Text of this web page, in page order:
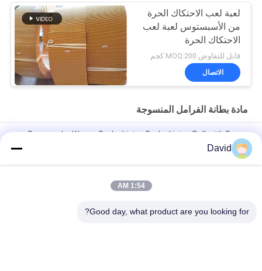
لعبة لعب الاحتكاك الحرة
من الأسبستوس لعبة لعب
الاحتكاك الحرة
قابل للتفاوض MOQ:200 كجم
الاتصال
مادة بطانة الفرامل المنسوجة
Drawworks Woven Brake Lining Brake Lining Roll with Brass
Wire Inside for Windlass
مادة غطاء الفرامل للسيارات مع النحاس
مادة غياب الأسبستوس المنسوجة المخصصة لفراشات الفرامل لرفع
David
1:54 AM
Good day, what product are you looking for?